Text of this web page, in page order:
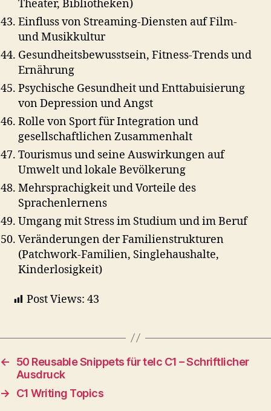
Theater, Bibliotheken)
Einfluss von Streaming‑Diensten auf Film‑
und Musikkultur
Gesundheitsbewusstsein, Fitness‑Trends und
Ernährung
Psychische Gesundheit und Enttabuisierung
von Depression und Angst
Rolle von Sport für Integration und
gesellschaftlichen Zusammenhalt
Tourismus und seine Auswirkungen auf
Umwelt und lokale Bevölkerung
Mehrsprachigkeit und Vorteile des
Sprachenlernens
Umgang mit Stress im Studium und im Beruf
Veränderungen der Familienstrukturen
(Patchwork‑Familien, Singlehaushalte,
Kinderlosigkeit)
Post Views: 43
←
50 Reusable Snippets für telc C1 – Schriftlicher
Ausdruck
→
C1 Writing Topics